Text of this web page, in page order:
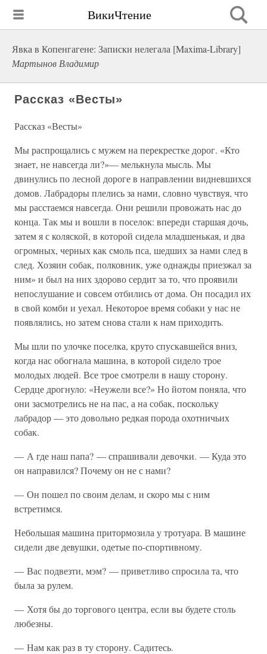
ВикиЧтение
Явка в Копенгагене: Записки нелегала [Maxima-Library]
Мартынов Владимир
Рассказ «Весты»
Рассказ «Весты»
Мы распрощались с мужем на перекрестке дорог. «Кто
знает, не навсегда ли?»— мелькнула мысль. Мы
двинулись по лесной дороге в направлении видневшихся
домов. Лабрадоры плелись за нами, словно чувствуя, что
мы расстаемся навсегда. Они решили провожать нас до
конца. Так мы и вошли в поселок: впереди старшая дочь,
затем я с коляской, в которой сидела младшенькая, и два
огромных, черных как смоль пса, шедших за нами след в
след. Хозяин собак, полковник, уже однажды приезжал за
ним» и был на них здорово сердит за то, что проявили
непослушание и совсем отбились от дома. Он посадил их
в свой комби и уехал. Некоторое время собаки у нас не
появлялись, но затем снова стали к нам приходить.
Мы шли по улочке поселка, круто спускавшейся вниз,
когда нас обогнала машина, в которой сидело трое
молодых людей. Все трое смотрели в нашу сторону.
Сердце дрогнуло: «Неужели все?» Но йотом поняла, что
они засмотрелись не на пас, а на собак, поскольку
лабрадор — это довольно редкая порода охотничьих
собак.
— А где наш папа? — спрашивали девочки. — Куда это
он направился? Почему он не с нами?
— Он пошел по своим делам, и скоро мы с ним
встретимся.
Небольшая машина притормозила у тротуара. В машине
сидели две девушки, одетые по-спортивному.
— Вас подвезти, мэм? — приветливо спросила та, что
была за рулем.
— Хотя бы до торгового центра, если вы будете столь
любезны.
— Нам как раз в ту сторону. Садитесь.